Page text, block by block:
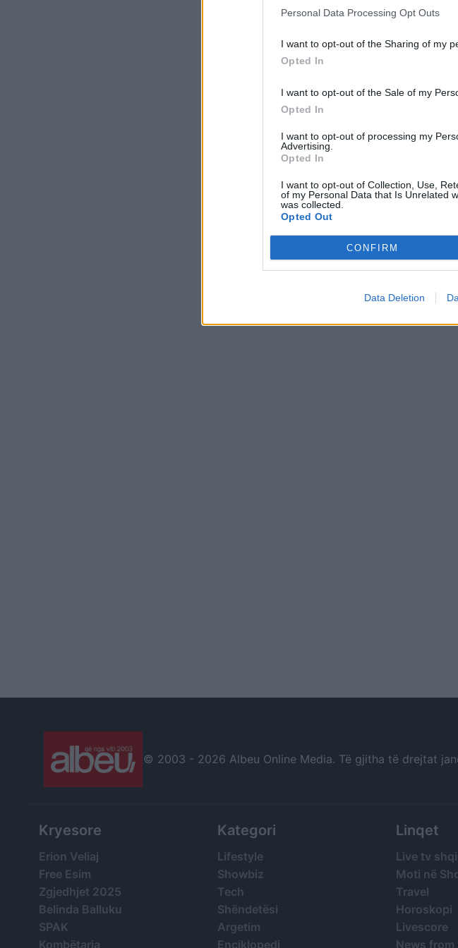
Personal Data Processing Opt Outs
I want to opt-out of the Sharing of my
Opted In
I want to opt-out of the Sale of my
Opted In
I want to opt-out of processing my
Advertising.
Opted In
I want to opt-out of Collection, Use,
of my Personal Data that Is Unrelated
was collected.
Opted Out
CONFIRM
Data Deletion
© 2003 - 2026 Albeu Online Media. Të gjitha të drejtat
Kryesore
Erion Veliaj
Free Esim
Zgjedhjet 2025
Belinda Balluku
SPAK
Kombëtarja
Kategori
Lifestyle
Showbiz
Tech
Shëndetësi
Argetim
Enciklopedi
Linqet
Live tv
Moti në
Travel
Horoskopi
Livescore
News from